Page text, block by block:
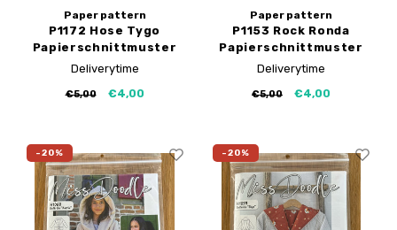
Paper pattern
P1172 Hose Tygo
Papierschnittmuster
Deliverytime
€5,00 €4,00
Paper pattern
P1153 Rock Ronda
Papierschnittmuster
Deliverytime
€5,00 €4,00
-20% -20%